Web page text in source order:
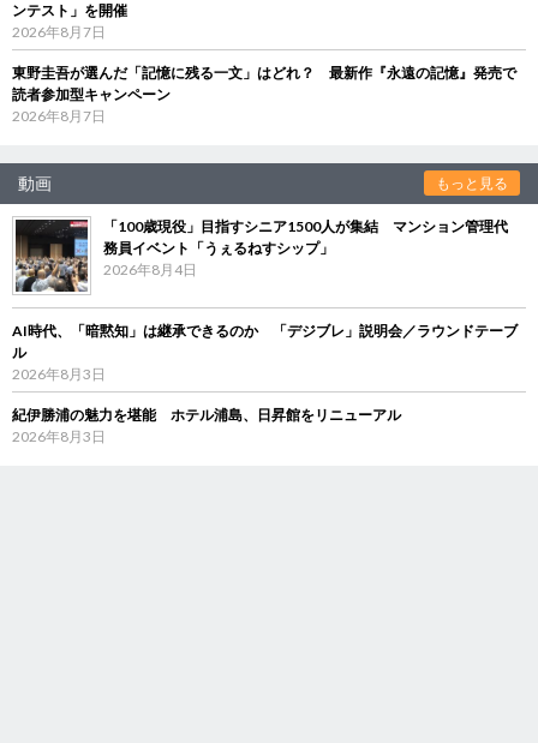
ンテスト」を開催
2026年8月7日
東野圭吾が選んだ「記憶に残る一文」はどれ？ 最新作『永遠の記憶』発売で
読者参加型キャンペーン
2026年8月7日
動画 もっと見る
「100歳現役」目指すシニア1500人が集結 マンション管理代
務員イベント「うぇるねすシップ」
2026年8月4日
AI時代、「暗黙知」は継承できるのか 「デジブレ」説明会／ラウンドテーブ
ル
2026年8月3日
紀伊勝浦の魅力を堪能 ホテル浦島、日昇館をリニューアル
2026年8月3日